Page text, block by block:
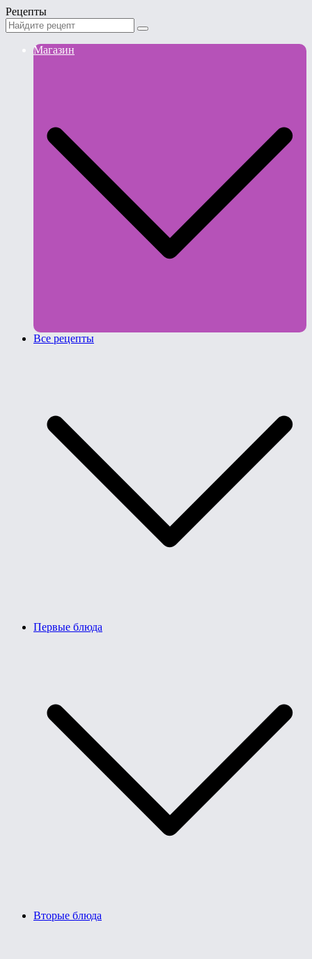
Рецепты
Магазин
Все рецепты
Первые блюда
Вторые блюда